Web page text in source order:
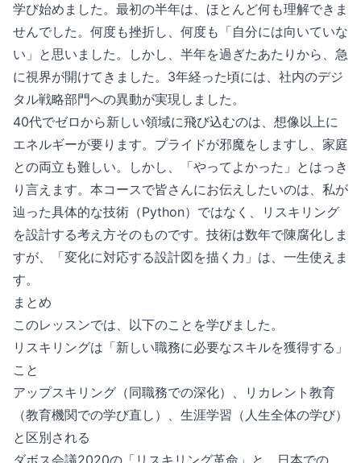
学び始めました。最初の半年は、ほとんど何も理解できま
せんでした。何度も挫折し、何度も「自分には向いていな
い」と思いました。しかし、半年を過ぎたあたりから、急
に視界が開けてきました。3年経った頃には、社内のデジ
タル戦略部門への異動が実現しました。
40代でゼロから新しい領域に飛び込むのは、想像以上に
エネルギーが要ります。プライドが邪魔をしますし、家庭
との両立も難しい。しかし、「やってよかった」とはっき
り言えます。本コースで皆さんにお伝えしたいのは、私が
辿った具体的な技術（Python）ではなく、リスキリング
を設計する考え方そのものです。技術は数年で陳腐化しま
すが、「変化に対応する設計図を描く力」は、一生使えま
す。
まとめ
このレッスンでは、以下のことを学びました。
リスキリングは「新しい職務に必要なスキルを獲得する」
こと
アップスキリング（同職務での深化）、リカレント教育
（教育機関での学び直し）、生涯学習（人生全体の学び）
と区別される
ダボス会議2020の「リスキリング革命」と、日本での